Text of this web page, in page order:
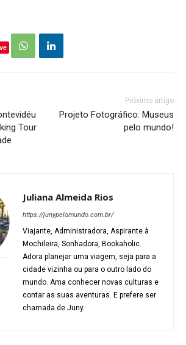
Tour
Próximo artigo
Projeto Fotográfico: Museus
pelo mundo!
Juliana Almeida Rios
https://junypelomundo.com.br/
Viajante, Administradora, Aspirante à
Mochileira, Sonhadora, Bookaholic.
Adora planejar uma viagem, seja para a
cidade vizinha ou para o outro lado do
mundo. Ama conhecer novas culturas e
contar as suas aventuras. E prefere ser
chamada de Juny.